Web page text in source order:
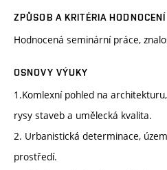
ZPŮSOB A KRITÉRIA HODNOCENÍ
Hodnocená seminární práce,
OSNOVY VÝUKY
1.Komlexní pohled na
rysy staveb a umělecká kvalita.
2. Urbanistická determinace,
prostředí.